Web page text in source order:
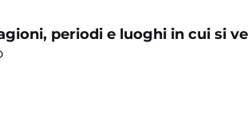
periodi e luoghi in cui si